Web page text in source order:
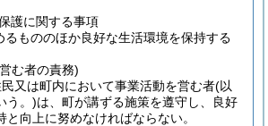
護に関する事項
るもののほか良好な生活環境を保持する
む者の責務)
又は町内において事業活動を営む者(以
う。)は、町が講ずる施策を遵守し、良好
と向上に努めなければならない。